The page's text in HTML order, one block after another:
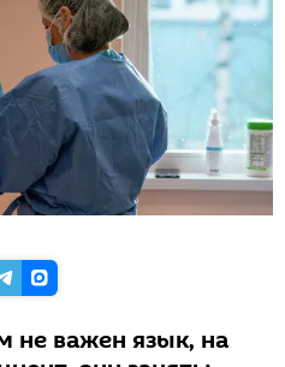
не важен язык, на